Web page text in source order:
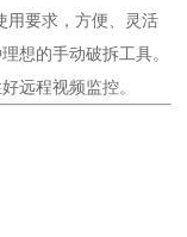
用要求，方便、灵活
想的手动破拆工具。
远程视频监控。